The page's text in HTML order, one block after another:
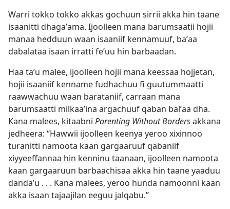
Warri tokko tokko akkas gochuun sirrii akka hin taane
isaanitti dhagaʼama. Ijoolleen mana barumsaatii hojii
manaa hedduun waan isaaniif kennamuuf, baʼaa
dabalataa isaan irratti feʼuu hin barbaadan.
Haa taʼu malee, ijoolleen hojii mana keessaa hojjetan,
hojii isaaniif kenname fudhachuu fi guutummaatti
raawwachuu waan barataniif, carraan mana
barumsaatti milkaaʼina argachuuf qaban balʼaa dha.
Kana malees, kitaabni Parenting Without Bordersakkana
jedheera: “Hawwii ijoolleen keenya yeroo xixinnoo
turanitti namoota kaan gargaaruuf qabaniif
xiyyeeffannaa hin kenninu taanaan, ijoolleen namoota
kaan gargaaruun barbaachisaa akka hin taane yaaduu
dandaʼu . . . Kana malees, yeroo hunda namoonni kaan
akka isaan tajaajilan eeguu jalqabu.”